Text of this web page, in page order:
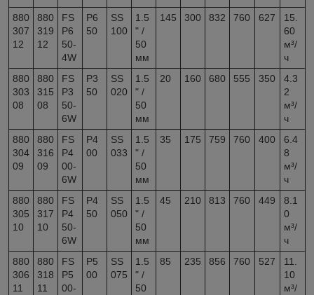
880
307
12
880
319
12
FS
P6
50-
4W
P6
50
SS
100
1.5
" /
50
мм
145 300 832 760 627
15.
60
м³/
ч
880
303
08
880
315
08
FS
P3
50-
6W
P3
50
SS
020
1.5
" /
50
мм
20 160 680 555 350
4.3
2
м³/
ч
880
304
09
880
316
09
FS
P4
00-
6W
P4
00
SS
033
1.5
" /
50
мм
35 175 759 760 400
6.4
8
м³/
ч
880
305
10
880
317
10
FS
P4
50-
6W
P4
50
SS
050
1.5
" /
50
мм
45 210 813 760 449
8.1
0
м³/
ч
880
306
11
880
318
11
FS
P5
00-
P5
00
SS
075
1.5
" /
50
85 235 856 760 527
11.
10
м³/